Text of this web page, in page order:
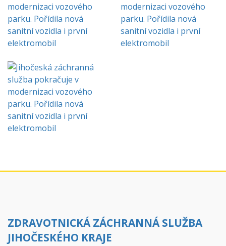
ZDRAVOTNICKÁ ZÁCHRANNÁ SLUŽBA
JIHOČESKÉHO KRAJE